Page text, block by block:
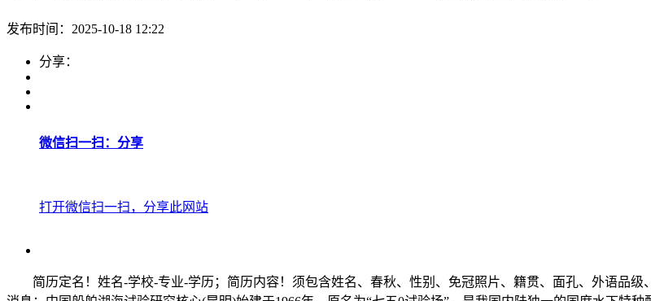
发布时间：2025-10-18 12:22
分享：
微信扫一扫：分享
打开微信扫一扫，分享此网站
简历定名！姓名-学校-专业-学历；简历内容！须包含姓名、春秋、性别、免冠照片、籍贯、面孔、外语品级